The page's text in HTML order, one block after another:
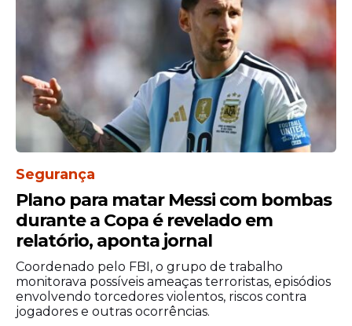
Em outra ocasião, Rebelo de Sousa
declarou que o tema da escravidão “não
pode ir para debaixo do tapete”.
Lula e André Ventura
Em 2024, André Ventura chegou a afirmar,
Segurança
Plano para matar Messi com bombas
durante a Copa é revelado em
relatório, aponta jornal
Coordenado pelo FBI, o grupo de trabalho
monitorava possíveis ameaças terroristas, episódios
envolvendo torcedores violentos, riscos contra
jogadores e outras ocorrências.